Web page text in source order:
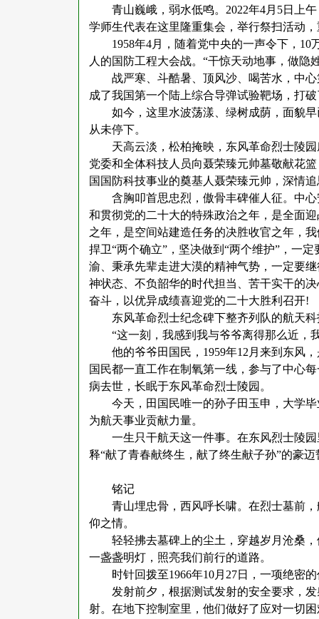
青山巍峨，弱水低鸣。2022年4月5日上
学师生代表在这里隆重集会，举行祭扫活动
1958年4月，随着党中央的一声令下，
人的国防工程大会战。“干惊天动地事，做隐
战严寒、斗酷暑、顶风沙、喝苦水，中
成了我国第一个陆上综合导弹试验靶场，打
如今，这里水波荡漾、绿树成荫，面貌
从未停下。
天高云淡，松柏掩映，东风革命烈士陵
党委和全体科技人员向聂荣臻元帅墓敬献花
国国防科技事业的奠基人聂荣臻元帅，深情
含胸叩首思忠烈，傲骨丰碑催人征。中
和贯彻党的二十大的特殊政治之年，是全面迎
之年，是空间站建造任务的决胜收官之年，
捍卫“两个确立”，坚决做到“两个维护”，一
渝、秉承先辈走进大漠的精神气势，一定要
神状态、不负韶华的时代担当、苦干实干的
奋斗，以优异成绩喜迎党的二十大胜利召开!
东风革命烈士纪念碑下整齐列队的航天
“这一刻，我感到我与爷爷离得那么近，
他的爷爷田国民， 1959年12月来到东风
国民都一直工作在制氧第一线，参与了中心
病去世，长眠于东风革命烈士陵园。
今天，田国民唯一的孙子田玉申，大学
为航天事业贡献力量。
一生只干航天这一件事。在东风烈士陵
释“献了青春献终生，献了终生献子孙”的豪迈
铭记
青山埋忠骨，西风呼长啸。在烈士墓前
仰之情。
轻轻拂去墓碑上的尘土，穿越岁月沧桑
一盏盏明灯，照亮我们前行的道路。
时针回拨至1966年10月27日，一项绝密
发射前夕，根据测试发射的安全要求，
射。在地下控制室里，他们做好了应对一切